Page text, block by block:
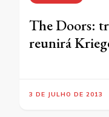
The Doors:
reunirá
3 DE JULHO DE 2013